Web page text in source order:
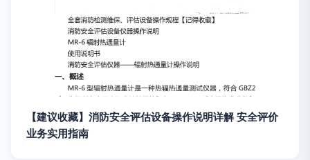
【建议收藏】消防安全评估设备操作说明详解 安全评价
业务实用指南